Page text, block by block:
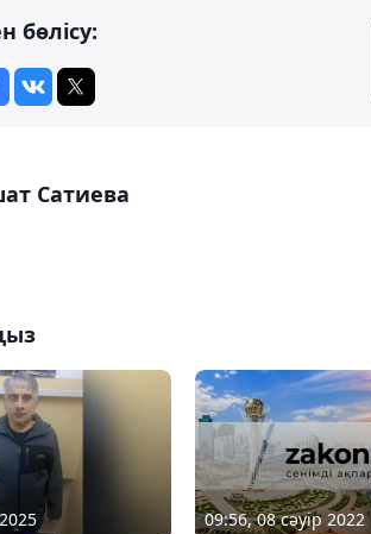
бөлісу:
Сатиева
09:56, 08 сәуір 2022